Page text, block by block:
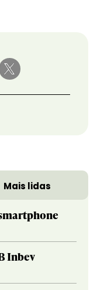
Mais lidas
Inbev